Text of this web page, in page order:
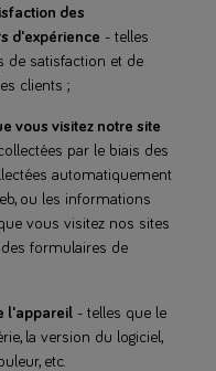
des
d'expérience - telles
de satisfaction et de
clients ;
vous visitez notre site
par le biais des
automatiquement
ou les informations
vous visitez nos sites
formulaires de
l'appareil - telles que le
la version du logiciel,
etc.